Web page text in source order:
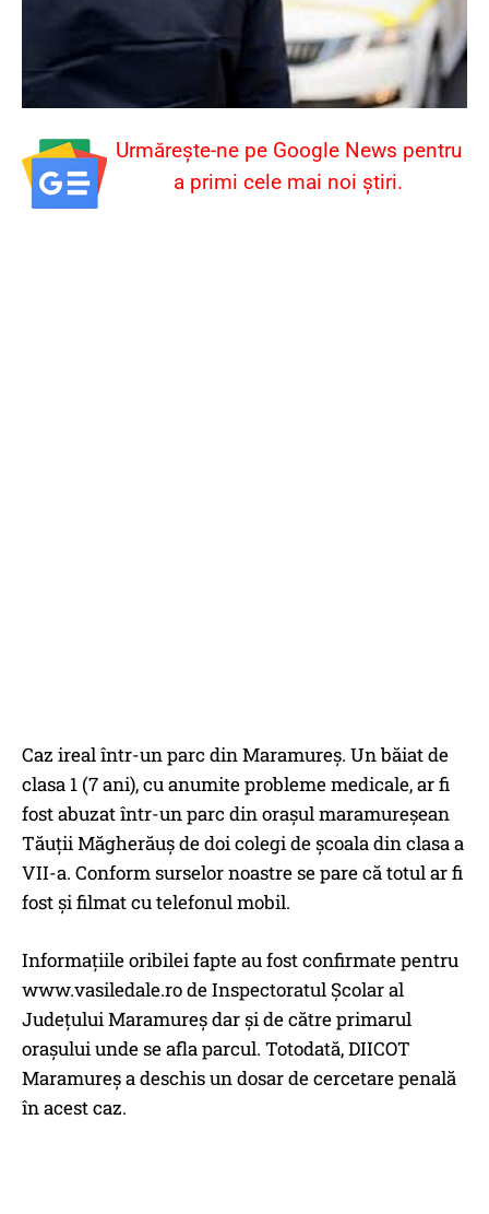
Urmărește-ne pe Google News pentru
a primi cele mai noi știri.
Caz ireal într-un parc din Maramureș. Un băiat de
clasa 1 (7 ani), cu anumite probleme medicale, ar fi
fost abuzat într-un parc din orașul maramureșean
Tăuții Măgherăuș de doi colegi de școala din clasa a
VII-a. Conform surselor noastre se pare că totul ar fi
fost și filmat cu telefonul mobil.
Informațiile oribilei fapte au fost confirmate pentru
www.vasiledale.ro de Inspectoratul Școlar al
Județului Maramureș dar și de către primarul
orașului unde se afla parcul. Totodată, DIICOT
Maramureș a deschis un dosar de cercetare penală
în acest caz.